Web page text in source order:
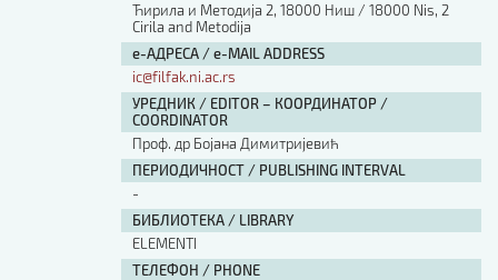
Ћирила и Методија 2, 18000 Ниш / 18000 Nis, 2
Cirila and Metodija
е-АДРЕСА / e-MAIL ADDRESS
ic@filfak.ni.ac.rs
УРЕДНИК / EDITOR – КООРДИНАТОР /
COORDINATOR
Проф. др Бојана Димитријевић
ПЕРИОДИЧНОСТ / PUBLISHING INTERVAL
-
БИБЛИОТЕКА / LIBRARY
ELEMENTI
ТЕЛЕФОН / PHONE